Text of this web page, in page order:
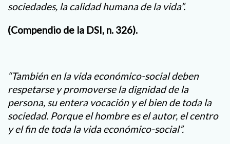
sociedades, la calidad humana de la vida”.
(Compendio de la DSI, n. 326).
“También en la vida económico-social deben
respetarse y promoverse la dignidad de la
persona, su entera vocación y el bien de toda la
sociedad. Porque el hombre es el autor, el centro
y el fin de toda la vida económico-social”.